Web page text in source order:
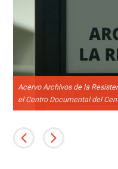
Acervo Archivos de la
el Centro Documental del